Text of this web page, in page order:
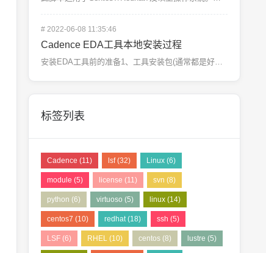
# 2022-06-08 11:35:46
Cadence EDA工具本地安装过程
标签列表
Cadence (11) lsf(32) Linux (6)
module (5) license (11) svn (8)
python (6) virtuoso (5) linux (14)
centos7 (10) redhat(18) ssh (5)
LSF (6) RHEL (10) centos (8) lustre (5)